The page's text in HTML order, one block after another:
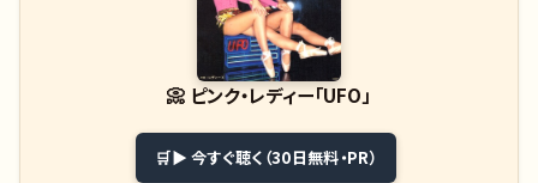
📀 ピンク・レディー「UFO」
▶ 今すぐ聴く（30日無料・PR）